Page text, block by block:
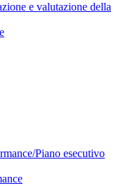
e valutazione della
Piano esecutivo